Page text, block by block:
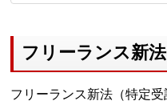
フリーランス新
フリーランス新法（特定